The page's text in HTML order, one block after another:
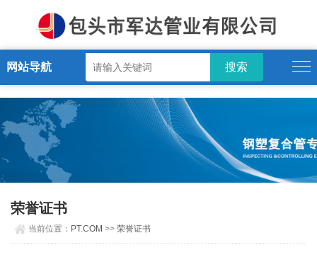
PT.COM
网站导航
荣誉证书
当前位置： PT.COM >>荣誉证书